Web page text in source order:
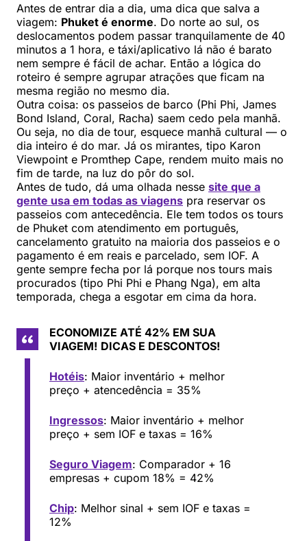
Antes de entrar dia a dia, uma dica que salva a
viagem: Phuket é enorme. Do norte ao sul, os
deslocamentos podem passar tranquilamente de 40
minutos a 1 hora, e táxi/aplicativo lá não é barato
nem sempre é fácil de achar. Então a lógica do
roteiro é sempre agrupar atrações que ficam na
mesma região no mesmo dia.
Outra coisa: os passeios de barco (Phi Phi, James
Bond Island, Coral, Racha) saem cedo pela manhã.
Ou seja, no dia de tour, esquece manhã cultural — o
dia inteiro é do mar. Já os mirantes, tipo Karon
Viewpoint e Promthep Cape, rendem muito mais no
fim de tarde, na luz do pôr do sol.
Antes de tudo, dá uma olhada nesse site que a
gente usa em todas as viagens pra reservar os
passeios com antecedência. Ele tem todos os tours
de Phuket com atendimento em português,
cancelamento gratuito na maioria dos passeios e o
pagamento é em reais e parcelado, sem IOF. A
gente sempre fecha por lá porque nos tours mais
procurados (tipo Phi Phi e Phang Nga), em alta
temporada, chega a esgotar em cima da hora.
ECONOMIZE ATÉ 42% EM SUA
VIAGEM! DICAS E DESCONTOS!
Hotéis: Maior inventário + melhor
preço + atencedência = 35%
Ingressos: Maior inventário + melhor
preço + sem IOF e taxas = 16%
Seguro Viagem: Comparador + 16
empresas + cupom 18% = 42%
Chip: Melhor sinal + sem IOF e taxas =
12%